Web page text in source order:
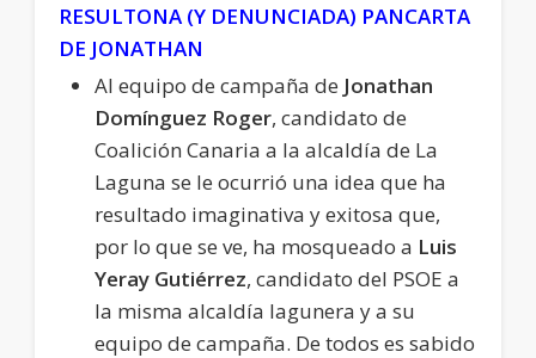
RESULTONA (Y DENUNCIADA) PANCARTA
DE JONATHAN
Al equipo de campaña de Jonathan
Domínguez Roger, candidato de
Coalición Canaria a la alcaldía de La
Laguna se le ocurrió una idea que ha
resultado imaginativa y exitosa que,
por lo que se ve, ha mosqueado a Luis
Yeray Gutiérrez, candidato del PSOE a
la misma alcaldía lagunera y a su
equipo de campaña. De todos es sabido